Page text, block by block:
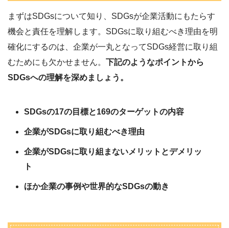
まずはSDGsについて知り、SDGsが企業活動にもたらす
機会と責任を理解します。SDGsに取り組むべき理由を明
確化にするのは、企業が一丸となってSDGs経営に取り組
むためにも欠かせません。 下記のようなポイントから
SDGsへの理解を深めましょう。
SDGsの17の目標と169のターゲットの内容
企業がSDGsに取り組むべき理由
企業がSDGsに取り組まないメリットとデメリッ
ト
ほか企業の事例や世界的なSDGsの動き